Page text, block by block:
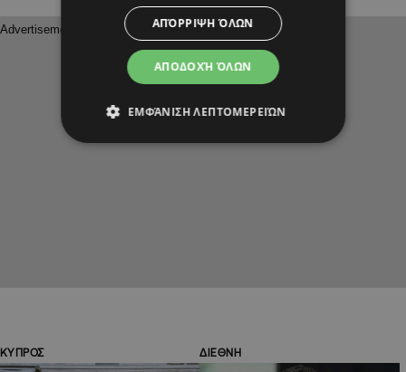
ΚΥΠΡΟΣ ΔΙΕΘΝΗ
ΑΠΟΔΟΧΉ ΌΛΩΝ
ΑΠΌΡΡΙΨΗ ΌΛΩΝ
ΕΜΦΆΝΙΣΗ ΛΕΠΤΟΜΕΡΕΙΏΝ